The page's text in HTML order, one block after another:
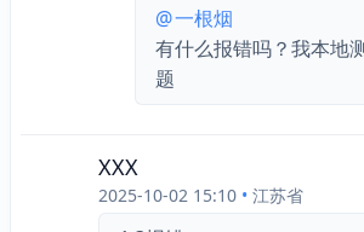
@一根烟
有什么报错吗？我本地
题
XXX
2025-10-02 15:10 • 江苏省